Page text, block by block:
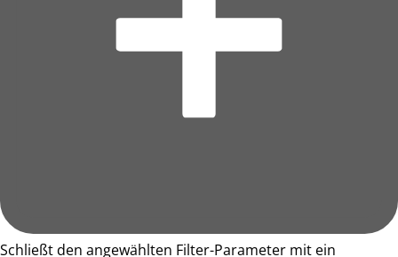
Schließt den angewählten Filter-Parameter mit ein